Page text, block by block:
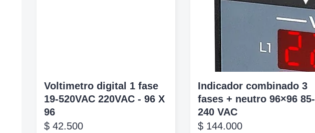
Voltimetro digital 1 fase
19-520VAC 220VAC - 96 X
96
$ 42.500
Indicador combinado 3
fases + neutro 96×96 85-
240 VAC
$ 144.000